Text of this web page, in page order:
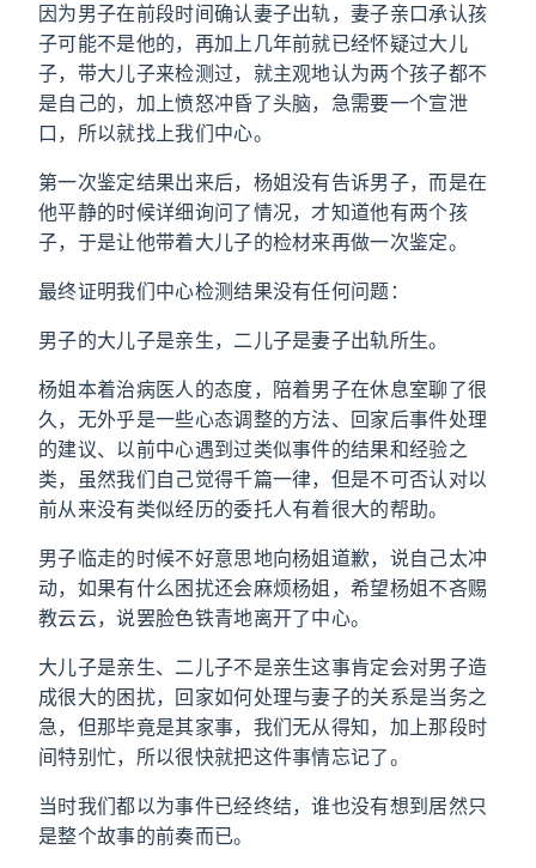
因为男子在前段时间确认妻子出轨，妻子亲口承认孩
子可能不是他的，再加上几年前就已经怀疑过大儿
子，带大儿子来检测过，就主观地认为两个孩子都不
是自己的，加上愤怒冲昏了头脑，急需要一个宣泄
口，所以就找上我们中心。
第一次鉴定结果出来后，杨姐没有告诉男子，而是在
他平静的时候详细询问了情况，才知道他有两个孩
子，于是让他带着大儿子的检材来再做一次鉴定。
最终证明我们中心检测结果没有任何问题：
男子的大儿子是亲生，二儿子是妻子出轨所生。
杨姐本着治病医人的态度，陪着男子在休息室聊了很
久，无外乎是一些心态调整的方法、回家后事件处理
的建议、以前中心遇到过类似事件的结果和经验之
类，虽然我们自己觉得千篇一律，但是不可否认对以
前从来没有类似经历的委托人有着很大的帮助。
男子临走的时候不好意思地向杨姐道歉，说自己太冲
动，如果有什么困扰还会麻烦杨姐，希望杨姐不吝赐
教云云，说罢脸色铁青地离开了中心。
大儿子是亲生、二儿子不是亲生这事肯定会对男子造
成很大的困扰，回家如何处理与妻子的关系是当务之
急，但那毕竟是其家事，我们无从得知，加上那段时
间特别忙，所以很快就把这件事情忘记了。
当时我们都以为事件已经终结，谁也没有想到居然只
是整个故事的前奏而已。